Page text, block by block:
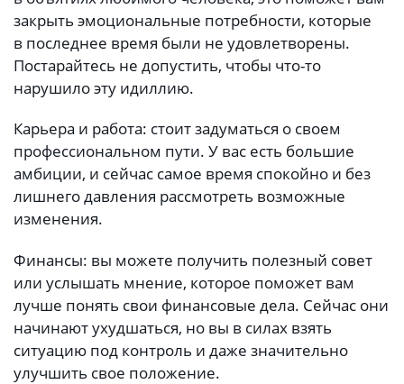
закрыть эмоциональные потребности, которые
в последнее время были не удовлетворены.
Постарайтесь не допустить, чтобы что-то
нарушило эту идиллию.
Карьера и работа: стоит задуматься о своем
профессиональном пути. У вас есть большие
амбиции, и сейчас самое время спокойно и без
лишнего давления рассмотреть возможные
изменения.
Финансы: вы можете получить полезный совет
или услышать мнение, которое поможет вам
лучше понять свои финансовые дела. Сейчас они
начинают ухудшаться, но вы в силах взять
ситуацию под контроль и даже значительно
улучшить свое положение.